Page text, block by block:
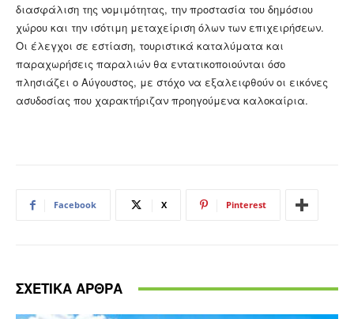
διασφάλιση της νομιμότητας, την προστασία του δημόσιου
χώρου και την ισότιμη μεταχείριση όλων των επιχειρήσεων.
Οι έλεγχοι σε εστίαση, τουριστικά καταλύματα και
παραχωρήσεις παραλιών θα εντατικοποιούνται όσο
πλησιάζει ο Αύγουστος, με στόχο να εξαλειφθούν οι εικόνες
ασυδοσίας που χαρακτήριζαν προηγούμενα καλοκαίρια.
Facebook X Pinterest
ΣΧΕΤΙΚΑ ΑΡΘΡΑ